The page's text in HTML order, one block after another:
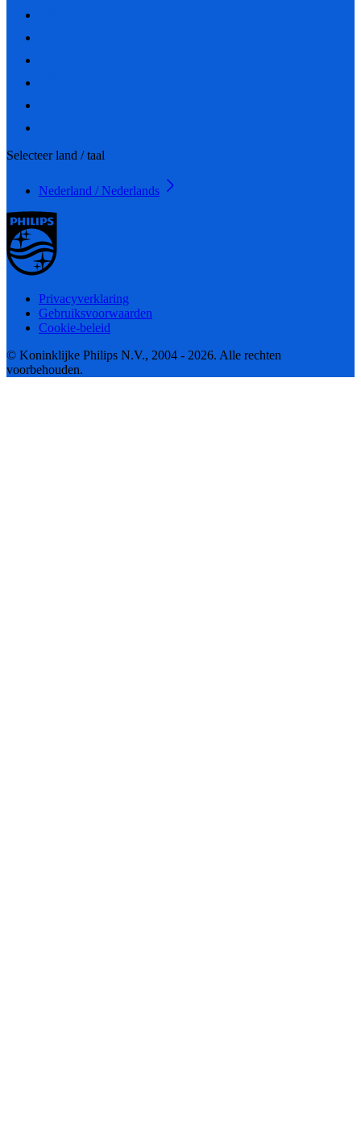
Selecteer land / taal
Nederland / Nederlands
Privacyverklaring
Gebruiksvoorwaarden
Cookie-beleid
© Koninklijke Philips N.V., 2004 - 2026. Alle rechten
voorbehouden.